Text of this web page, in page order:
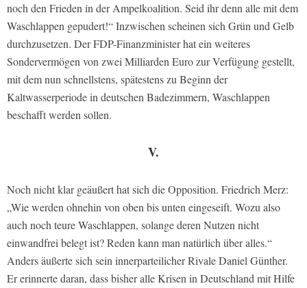
noch den Frieden in der Ampelkoalition. Seid ihr denn alle mit dem
Waschlappen gepudert!“ Inzwischen scheinen sich Grün und Gelb
durchzusetzen. Der FDP-Finanzminister hat ein weiteres
Sondervermögen von zwei Milliarden Euro zur Verfügung gestellt,
mit dem nun schnellstens, spätestens zu Beginn der
Kaltwasserperiode in deutschen Badezimmern, Waschlappen
beschafft werden sollen.
V.
Noch nicht klar geäußert hat sich die Opposition. Friedrich Merz:
„Wie werden ohnehin von oben bis unten eingeseift. Wozu also
auch noch teure Waschlappen, solange deren Nutzen nicht
einwandfrei belegt ist? Reden kann man natürlich über alles.“
Anders äußerte sich sein innerparteilicher Rivale Daniel Günther.
Er erinnerte daran, dass bisher alle Krisen in Deutschland mit Hilfe